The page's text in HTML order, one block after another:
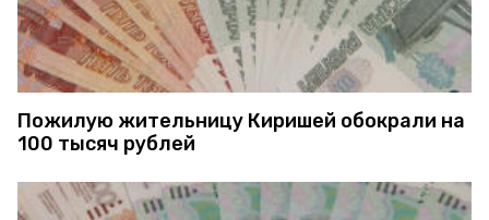
Пожилую жительницу Киришей обокрали на
100 тысяч рублей